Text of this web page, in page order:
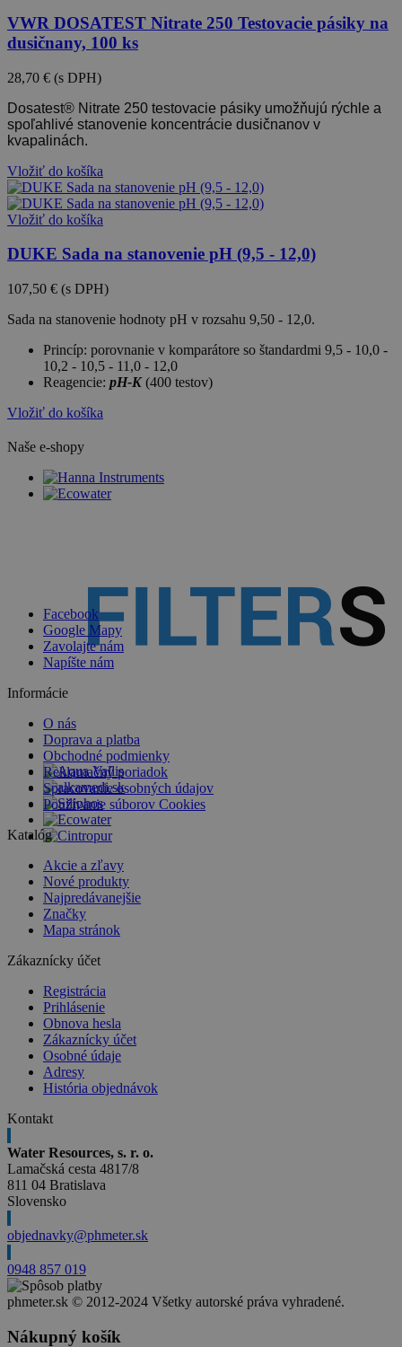
VWR DOSATEST Nitrate 250 Testovacie pásiky na
dusičnany, 100 ks
28,70 € (s DPH)
Dosatest® Nitrate 250 testovacie pásiky umožňujú rýchle a
spoľahlivé stanovenie koncentrácie dusičnanov v
kvapalinách.
Vložiť do košíka
Vložiť do košíka
DUKE Sada na stanovenie pH (9,5 - 12,0)
107,50 € (s DPH)
Sada na stanovenie hodnoty pH v rozsahu 9,50 - 12,0.
Princíp: porovnanie v komparátore so štandardmi 9,5 - 10,0 -
10,2 - 10,5 - 11,0 - 12,0
Reagencie: pH-K(400 testov)
Vložiť do košíka
Naše e-shopy
Facebook
Google Mapy
Zavolajte nám
Napíšte nám
Informácie
O nás
Doprava a platba
Obchodné podmienky
Reklamačný poriadok
Spracovanie osobných údajov
Používanie súborov Cookies
Katalóg
Akcie a zľavy
Nové produkty
Najpredávanejšie
Značky
Mapa stránok
Zákaznícky účet
Registrácia
Prihlásenie
Obnova hesla
Zákaznícky účet
Osobné údaje
Adresy
História objednávok
Kontakt
Water Resources, s. r. o.
Lamačská cesta 4817/8
811 04 Bratislava
Slovensko
objednavky@phmeter.sk
0948 857 019
phmeter.sk © 2012-2024 Všetky autorské práva vyhradené.
Nákupný košík